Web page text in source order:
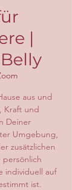
|
aus und
Kraft und
Deiner
Umgebung,
zusätzlichen
persönlich
individuell auf
ist.